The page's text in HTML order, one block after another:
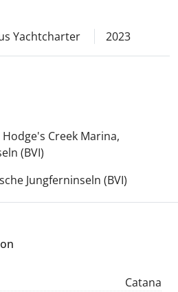
Yachtcharter 2023
Creek Marina,
(BVI)
Jungferninseln (BVI)
Catana